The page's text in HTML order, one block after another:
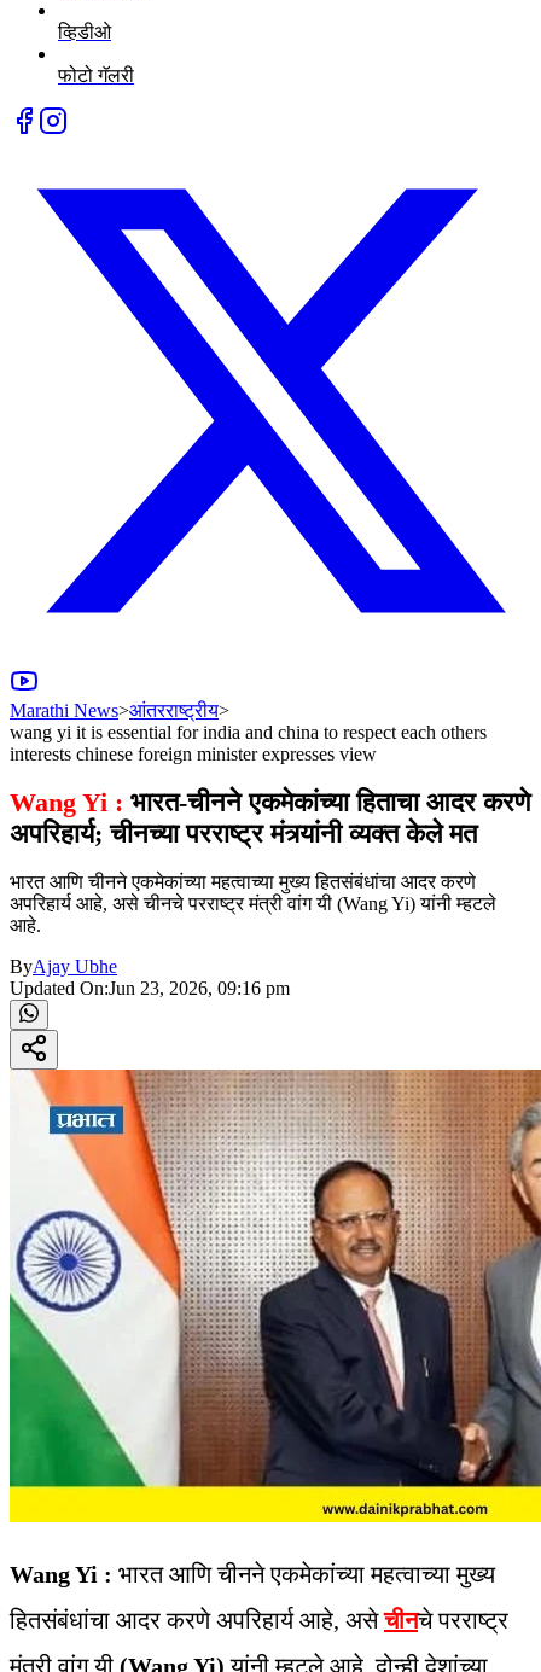
व्हिडीओ
फोटो गॅलरी
Marathi News>आंतरराष्ट्रीय>
wang yi it is essential for india and china to respect each others
interests chinese foreign minister expresses view
Wang Yi : भारत-चीनने एकमेकांच्या हिताचा आदर करणे
अपरिहार्य; चीनच्या परराष्ट्र मंत्र्यांनी व्यक्त केले मत
भारत आणि चीनने एकमेकांच्या महत्वाच्या मुख्य हितसंबंधांचा आदर करणे
अपरिहार्य आहे, असे चीनचे परराष्ट्र मंत्री वांग यी (Wang Yi) यांनी म्हटले
आहे.
ByAjay Ubhe
Updated On:Jun 23, 2026, 09:16 pm
Wang Yi : भारत आणि चीनने एकमेकांच्या महत्वाच्या मुख्य
हितसंबंधांचा आदर करणे अपरिहार्य आहे, असेचीनचे परराष्ट्र
मंत्री वांग यी (Wang Yi)यांनी म्हटले आहे. दोन्ही देशांच्या